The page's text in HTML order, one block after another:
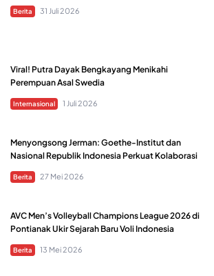
Berita 31 Juli 2026
Viral! Putra Dayak Bengkayang Menikahi
Perempuan Asal Swedia
Internasional 1 Juli 2026
Menyongsong Jerman: Goethe-Institut dan
Nasional Republik Indonesia Perkuat Kolaborasi
Berita 27 Mei 2026
AVC Men’s Volleyball Champions League 2026 di
Pontianak Ukir Sejarah Baru Voli Indonesia
Berita 13 Mei 2026